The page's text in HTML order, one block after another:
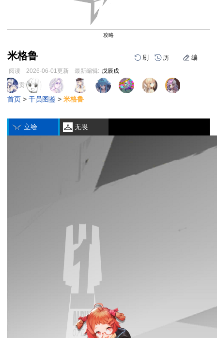
攻略
米格鲁 刷 历 编
阅读 2026-06-01更新 最新编辑: 戊辰戌
跳
到
导
跳
到
搜
页面贡献者 :
首页 > 干员图鉴 > 米格鲁
立绘 无畏